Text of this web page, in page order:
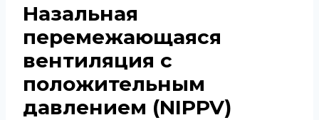
Назальная
перемежающаяся
вентиляция с
положительным
давлением (NIPPV)